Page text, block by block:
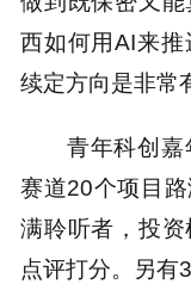
西如何用AI来
续定方向是非常
青年科创
赛道20个项目
满聆听者，投
点评打分。另有